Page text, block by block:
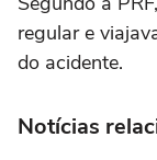
regular e
do acidente.
Notícias